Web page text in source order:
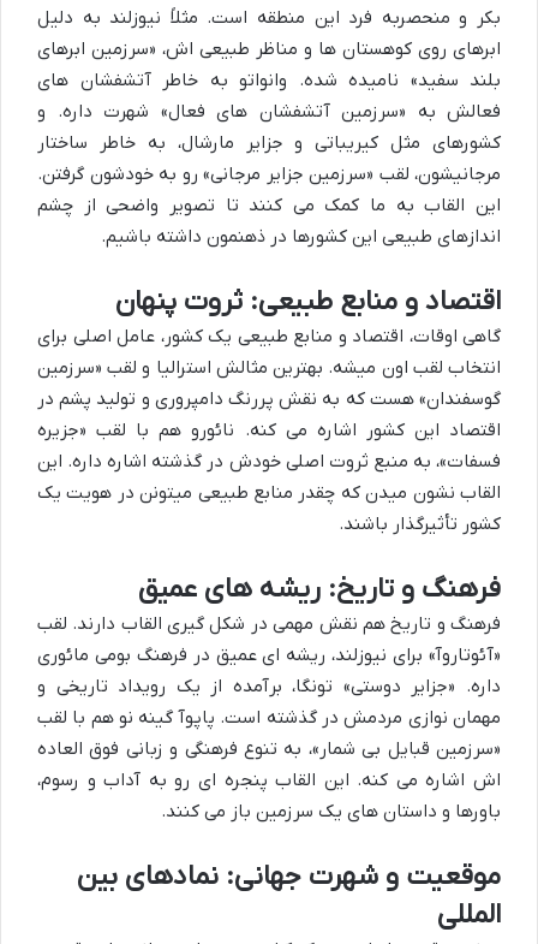
بکر و منحصربه فرد این منطقه است. مثلاً نیوزلند به دلیل
ابرهای روی کوهستان ها و مناظر طبیعی اش، «سرزمین ابرهای
بلند سفید» نامیده شده. وانواتو به خاطر آتشفشان های
فعالش به «سرزمین آتشفشان های فعال» شهرت داره. و
کشورهای مثل کیریباتی و جزایر مارشال، به خاطر ساختار
مرجانیشون، لقب «سرزمین جزایر مرجانی» رو به خودشون گرفتن.
این القاب به ما کمک می کنند تا تصویر واضحی از چشم
اندازهای طبیعی این کشورها در ذهنمون داشته باشیم.
اقتصاد و منابع طبیعی: ثروت پنهان
گاهی اوقات، اقتصاد و منابع طبیعی یک کشور، عامل اصلی برای
انتخاب لقب اون میشه. بهترین مثالش استرالیا و لقب «سرزمین
گوسفندان» هست که به نقش پررنگ دامپروری و تولید پشم در
اقتصاد این کشور اشاره می کنه. نائورو هم با لقب «جزیره
فسفات»، به منبع ثروت اصلی خودش در گذشته اشاره داره. این
القاب نشون میدن که چقدر منابع طبیعی میتونن در هویت یک
کشور تأثیرگذار باشند.
فرهنگ و تاریخ: ریشه های عمیق
فرهنگ و تاریخ هم نقش مهمی در شکل گیری القاب دارند. لقب
«آئوتاروآ» برای نیوزلند، ریشه ای عمیق در فرهنگ بومی مائوری
داره. «جزایر دوستی» تونگا، برآمده از یک رویداد تاریخی و
مهمان نوازی مردمش در گذشته است. پاپوآ گینه نو هم با لقب
«سرزمین قبایل بی شمار»، به تنوع فرهنگی و زبانی فوق العاده
اش اشاره می کنه. این القاب پنجره ای رو به آداب و رسوم،
باورها و داستان های یک سرزمین باز می کنند.
موقعیت و شهرت جهانی: نمادهای بین
المللی